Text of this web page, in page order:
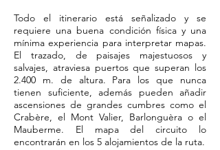
Todo el itinerario está señalizado y se
requiere una buena condición física y una
mínima experiencia para interpretar mapas.
El trazado, de paisajes majestuosos y
salvajes, atraviesa puertos que superan los
2.400 m. de altura. Para los que nunca
tienen suficiente, además pueden añadir
ascensiones de grandes cumbres como el
Crabère, el Mont Valier, Barlonguèra o el
Mauberme. El mapa del circuito lo
encontrarán en los 5 alojamientos de la ruta.